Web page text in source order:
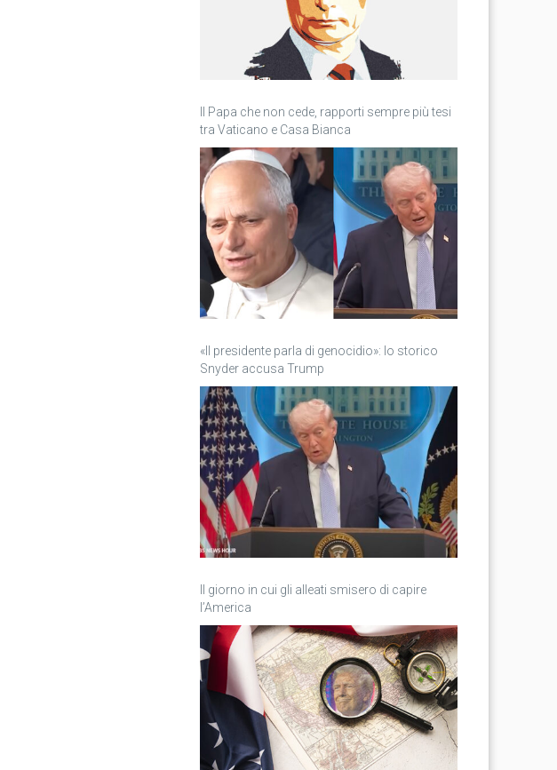
Il Papa che non cede, rapporti sempre più tesi
tra Vaticano e Casa Bianca
«Il presidente parla di genocidio»: lo storico
Snyder accusa Trump
Il giorno in cui gli alleati smisero di capire
l’America